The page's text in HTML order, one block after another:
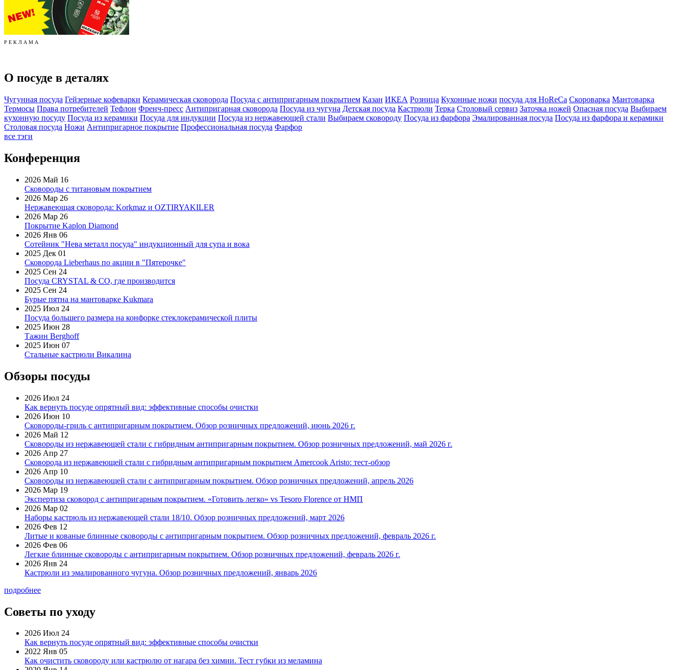
Р Е К Л А М А
О посуде в деталях
Чугунная посуда Гейзерные кофеварки Керамическая сковорода Посуда с антипригарным покрытием Казан ИКЕА Розница Кухонные ножи посуда для HoReCa Скороварка Мантоварка
Термосы Права потребителей Тефлон Френч-пресс Антипригарная сковорода Посуда из чугуна Детская посуда Кастрюли Терка Столовый сервиз Заточка ножей Опасная посуда Выбираем
кухонную посуду Посуда из керамики Посуда для индукции Посуда из нержавеющей стали Выбираем сковороду Посуда из фарфора Эмалированная посуда Посуда из фарфора и керамики
Столовая посуда Ножи Антипригарное покрытие Профессиональная посуда Фарфор
все тэги
Конференция
2026 Май 16
Сковороды с титановым покрытием
2026 Мар 26
Нержавеющая сковорода: Korkmaz и OZTIRYAKILER
2026 Мар 26
Покрытие Kaplon Diamond
2026 Янв 06
Сотейник "Нева металл посуда" индукционный для супа и вока
2025 Дек 01
Сковорода Lieberhaus по акции в "Пятерочке"
2025 Сен 24
Посуда CRYSTAL & CO, где производится
2025 Сен 24
Бурые пятна на мантоварке Kukmara
2025 Июл 24
Посуда большего размера на конфорке стеклокерамической плиты
2025 Июн 28
Тажин Berghoff
2025 Июн 07
Стальные кастрюли Викалина
Обзоры посуды
2026 Июл 24
Как вернуть посуде опрятный вид: эффективные способы очистки
2026 Июн 10
Сковороды-гриль с антипригарным покрытием. Обзор розничных предложений, июнь 2026 г.
2026 Май 12
Сковороды из нержавеющей стали с гибридным антипригарным покрытием. Обзор розничных предложений, май 2026 г.
2026 Апр 27
Сковорода из нержавеющей стали с гибридным антипригарным покрытием Amercook Aristo: тест-обзор
2026 Апр 10
Сковороды из нержавеющей стали с антипригарным покрытием. Обзор розничных предложений, апрель 2026
2026 Мар 19
Экспертиза сковород с антипригарным покрытием. «Готовить легко» vs Tesoro Florence от НМП
2026 Мар 02
Наборы кастрюль из нержавеющей стали 18/10. Обзор розничных предложений, март 2026
2026 Фев 12
Литые и кованые блинные сковороды с антипригарным покрытием. Обзор розничных предложений, февраль 2026 г.
2026 Фев 06
Легкие блинные сковороды с антипригарным покрытием. Обзор розничных предложений, февраль 2026 г.
2026 Янв 24
Кастрюли из эмалированного чугуна. Обзор розничных предложений, январь 2026
подробнее
Советы по уходу
2026 Июл 24
Как вернуть посуде опрятный вид: эффективные способы очистки
2022 Янв 05
Как очистить сковороду или кастрюлю от нагара без химии. Тест губки из меламина